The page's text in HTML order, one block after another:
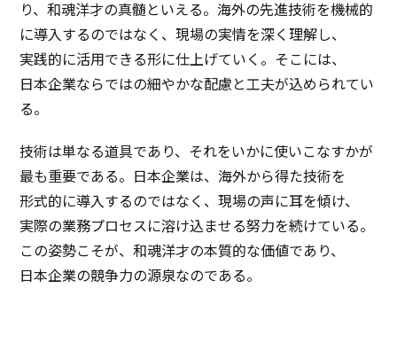
り、和魂洋才の真髄 といえる。海外の先進技術を機械的
に導入 するのではなく、現場の実情を深く理解し、
実践的に活用できる形に仕上げていく。そこには、
日本企業ならではの細やかな配慮 と 工夫が込められてい
る。
技術は単なる道具であり、それをいかに使いこなすかが
最も重要である。 日本企業は、海外から得た技術を
形式的に導入 するのではなく、現場の声に耳を傾け、
実際の業務プロセス に溶け込ませる努力を続けている。
この姿勢こそが、和魂洋才の本質的な価値であり、
日本企業の競争力の源泉なのである。